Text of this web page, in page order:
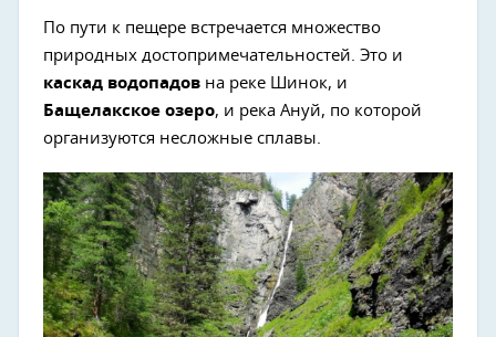
По пути к пещере встречается множество
природных достопримечательностей. Это и
каскад водопадов на реке Шинок, и
Бащелакское озеро, и река Ануй, по которой
организуются несложные сплавы.